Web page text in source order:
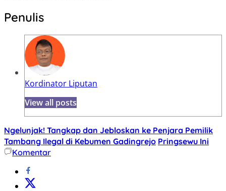
Penulis
Kordinator Liputan
View all posts
Ngelunjak! Tangkap dan Jebloskan ke Penjara Pemilik
Tambang Ilegal di Kebumen Gadingrejo Pringsewu Ini
Komentar